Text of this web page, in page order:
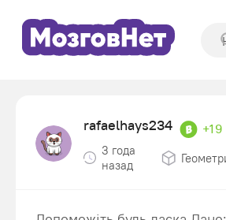
rafaelhays234 +19
3 года
назад